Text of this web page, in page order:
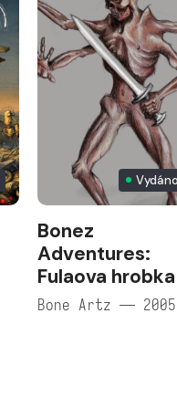
Bonez
Adventures:
Fulaova hrobka
Bone Artz — 2005